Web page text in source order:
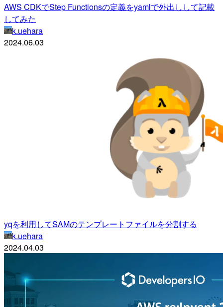
AWS CDKでStep Functionsの定義をyamlで外出しして記載
してみた
k.uehara
2024.06.03
yqを利用してSAMのテンプレートファイルを分割する
k.uehara
2024.04.03